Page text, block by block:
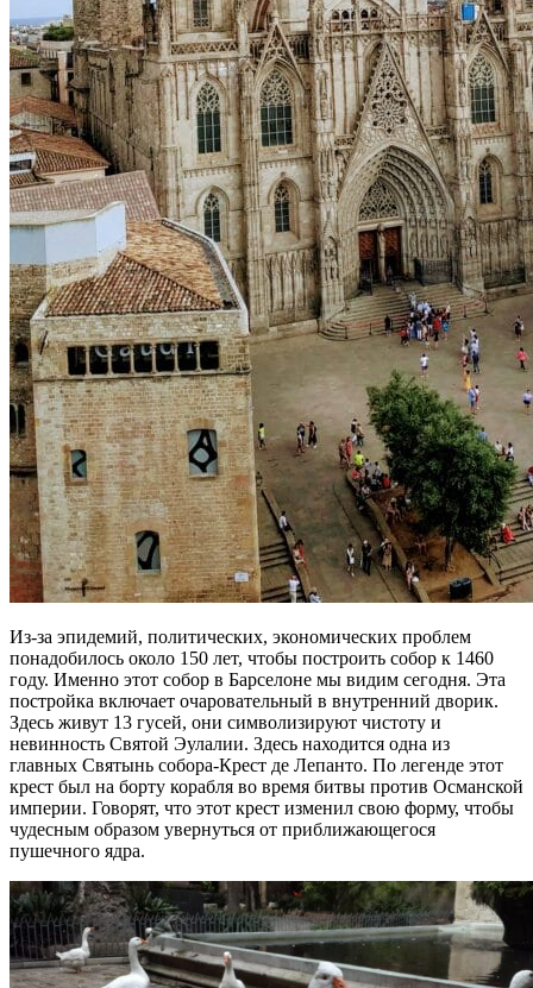
Из-за эпидемий, политических, экономических проблем
понадобилось около 150 лет, чтобы построить собор к 1460
году. Именно этот собор в Барселоне мы видим сегодня. Эта
постройка включает очаровательный в внутренний дворик.
Здесь живут 13 гусей, они символизируют чистоту и
невинность Святой Эулалии. Здесь находится одна из
главных Святынь собора-Крест де Лепанто. По легенде этот
крест был на борту корабля во время битвы против Османской
империи. Говорят, что этот крест изменил свою форму, чтобы
чудесным образом увернуться от приближающегося
пушечного ядра.